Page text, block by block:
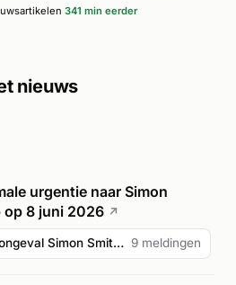
de brandweer met afhijsing. De
Precieze details over de
afloop van het incident
341 min eerder
nieuws
urgentie naar Simon
op 8 juni 2026 ↗
Meervoudig verkeersongeval Simon Smitweg Leiderdorp 9 meldingen